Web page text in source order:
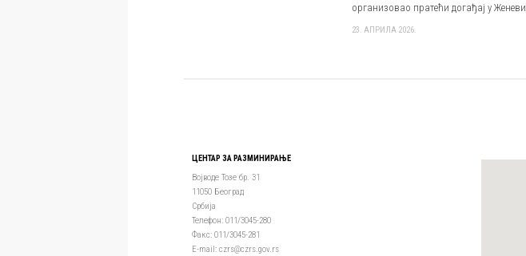
организовао пратећи догађај у Женеви
23. АПРИЛА 2026.
ЦЕНТАР ЗА РАЗМИНИРАЊЕ
Војводе Тозе бр. 31
11050 Београд
Србија
Телефон: 011/3045-280
Факс: 011/3045-281
Е-mail: czrs@czrs.gov.rs